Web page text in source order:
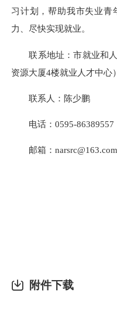
习计划，帮助我市失业青
力、尽快实现就业。
联系地址：市就业和人
资源大厦4楼就业人才中心）
联系人：陈少鹏
电话：0595-86389557
邮箱：narsrc@163.com
附件下载